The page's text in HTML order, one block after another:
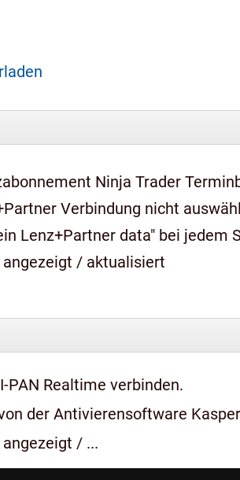
Ninja Trader
Verbindung nicht
Lenz+Partner data" bei
angezeigt / aktualisiert
PAN Realtime verbinden.
der Antivierensoftware
/ ...